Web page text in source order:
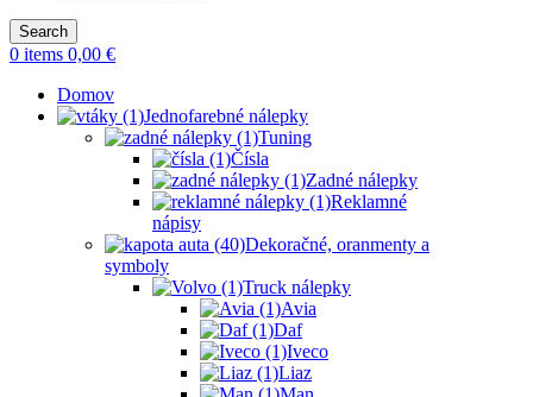
Search
0 items 0,00 €
Domov
Jednofarebné nálepky
Tuning
Čísla
Zadné nálepky
Reklamné
nápisy
Dekoračné, oranmenty a
symboly
Truck nálepky
Avia
Daf
Iveco
Liaz